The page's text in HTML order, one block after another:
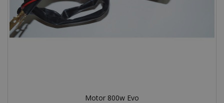
Motor 800w Evo